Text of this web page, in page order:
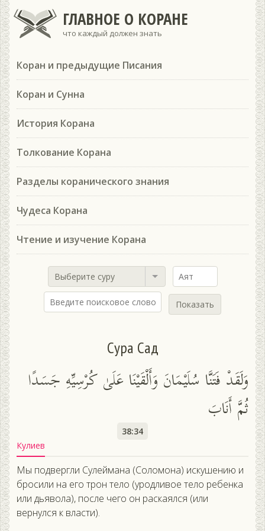
ГЛАВНОЕ О КОРАНЕ
что каждый должен знать
Коран и предыдущие Писания
Коран и Сунна
История Корана
Толкование Корана
Разделы коранического знания
Чудеса Корана
Чтение и изучение Корана
Выберите суру
Показать
Сура Сад
وَلَقَدْ فَتَنَّا سُلَيْمَانَ وَأَلْقَيْنَا عَلَىٰ كُرْسِيِّهِ جَسَدًا
ثُمَّ أَنَابَ
38:34
Кулиев
Мы подвергли Сулеймана (Соломона) искушению и
бросили на его трон тело (уродливое тело ребенка
или дьявола), после чего он раскаялся (или
вернулся к власти).